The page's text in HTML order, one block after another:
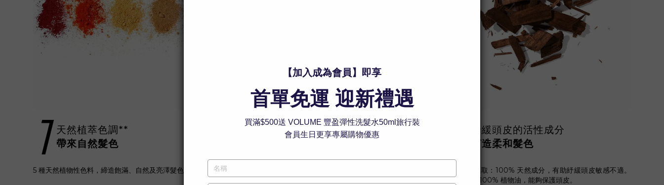
1 天然植萃色調**
帶來自然髮色
5 種天然植物性色料，締造飽滿、自然及亮澤髮色。
2
珍稀天然植物油
澤。
舒緩頭皮的活性成分
打造柔和髮色
天然棗樹皮萃取：100% 天然成分，有助紓緩頭皮敏感不適。
Epaline™ ：100% 植物油，能夠保護頭皮。